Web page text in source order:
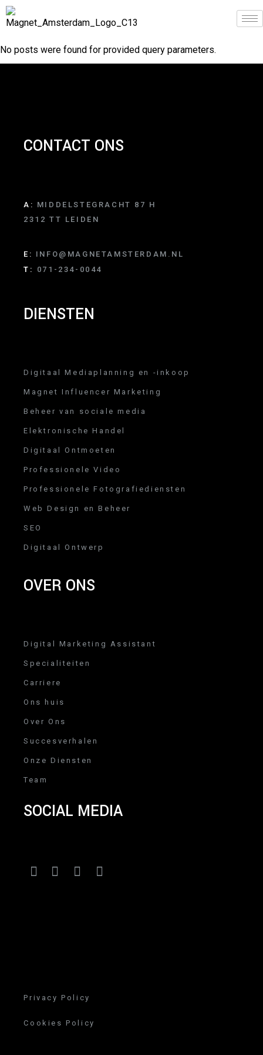
No posts were found for provided query parameters.
CONTACT ONS
A: MIDDELSTEGRACHT 87 H
2312 TT LEIDEN
E: INFO@MAGNETAMSTERDAM.NL
T: 071-234-0044
DIENSTEN
Digitaal Mediaplanning en -inkoop
Magnet Influencer Marketing
Beheer van sociale media
Elektronische Handel
Digitaal Ontmoeten
Professionele Video
Professionele Fotografiediensten
Web Design en Beheer
SEO
Digitaal Ontwerp
OVER ONS
Digital Marketing Assistant
Specialiteiten
Carriere
Ons huis
Over Ons
Succesverhalen
Onze Diensten
Team
SOCIAL MEDIA
Privacy Policy
Cookies Policy